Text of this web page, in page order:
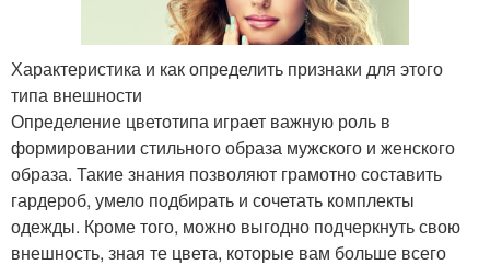
Характеристика и как определить признаки для этого
типа внешности
Определение цветотипа играет важную роль в
формировании стильного образа мужского и женского
образа. Такие знания позволяют грамотно составить
гардероб, умело подбирать и сочетать комплекты
одежды. Кроме того, можно выгодно подчеркнуть свою
внешность, зная те цвета, которые вам больше всего